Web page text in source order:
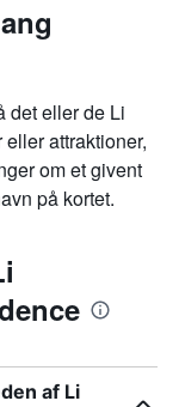
det eller de Li
attraktioner,
om et givent
på kortet.
af Li